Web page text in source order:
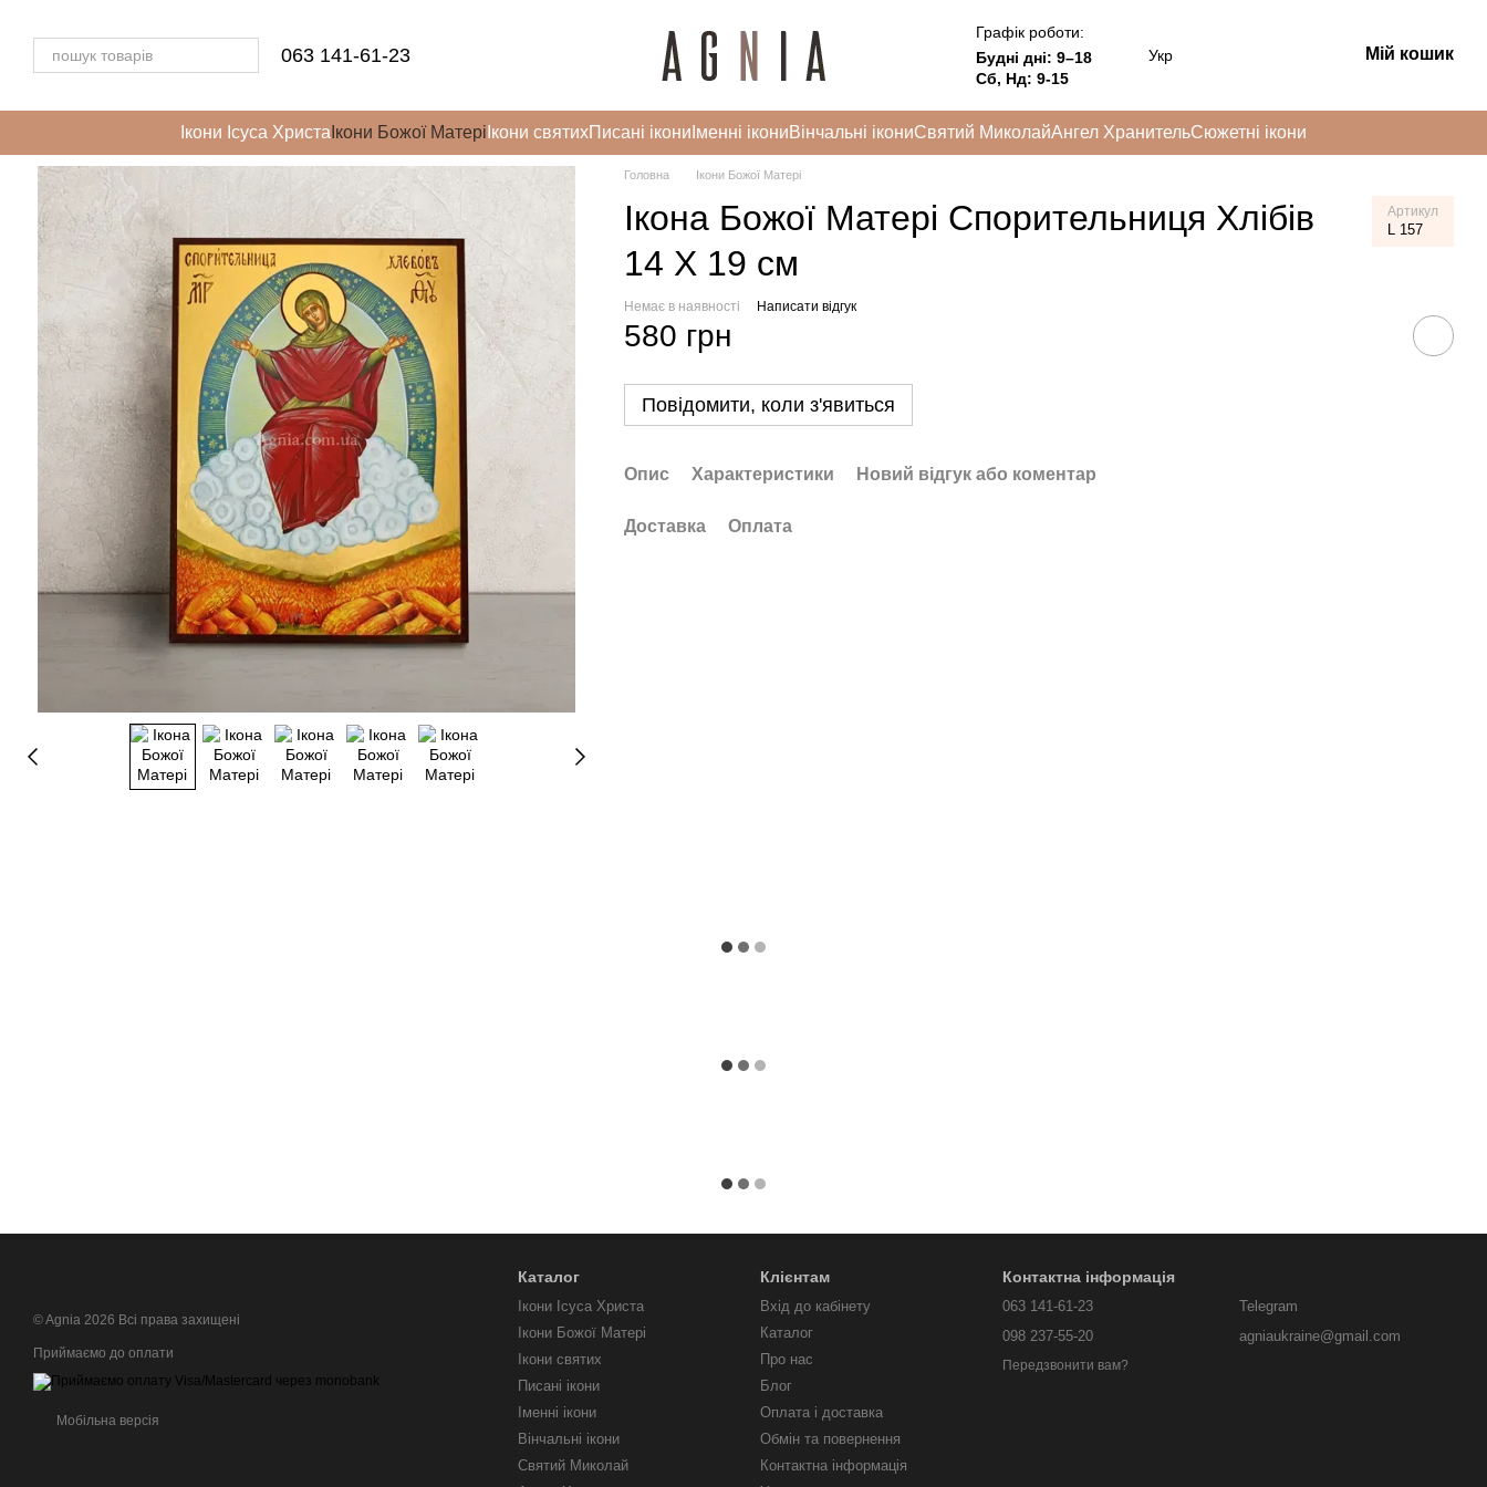
063 141-61-23
Графік роботи:
Будні дні: 9–18
Сб, Нд: 9-15
Укр Мій кошик
Ікони Ісуса Христа Ікони Божої Матері Ікони святихПисані ікони Іменні ікониВінчальні ікониСвятий МиколайАнгел ХранительСюжетні ікони
Головна Ікони Божої Матері
Ікона Божої Матері Спорительниця Хлібів
14 Х 19 см
Артикул
L 157
Немає в наявності Написати відгук
580 грн
Повідомити, коли з'явиться
Опис Характеристики Новий відгук або коментар
Доставка Оплата
© Agnia 2026 Всі права захищені
Приймаємо до оплати
Мобільна версія
Каталог
Ікони Ісуса Христа
Ікони Божої Матері
Ікони святих
Писані ікони
Іменні ікони
Вінчальні ікони
Святий Миколай
Клієнтам
Вхід до кабінету
Каталог
Про нас
Блог
Оплата і доставка
Обмін та повернення
Контактна інформація
Контактна інформація
063 141-61-23
098 237-55-20
Передзвонити вам?
Telegram
agniaukraine@gmail.com